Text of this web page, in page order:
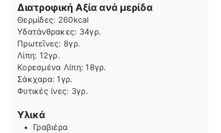
Διατροφική Αξία ανά μερίδα
Θερμίδες: 260kcal
Υδατάνθρακες: 34γρ.
Πρωτεΐνες: 8γρ.
Λίπη
Λίπη: 12γρ.
Κορεσμένα Λίπη: 18γρ.
Σάκχαρα: 1γρ.
Φυτικές ίνες: 3γρ.
Υλικά
Γραβιέρα